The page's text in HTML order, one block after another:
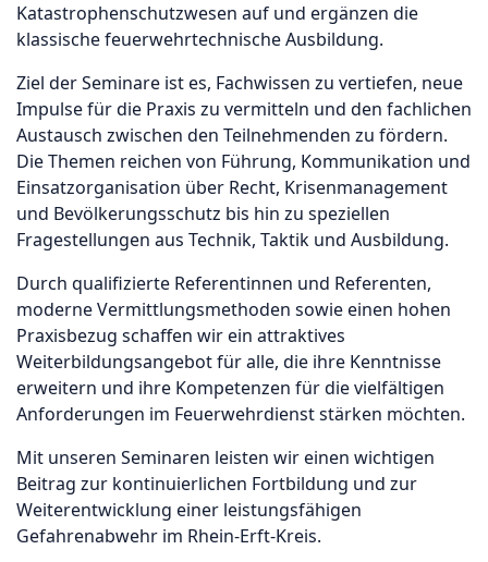
Katastrophenschutzwesen auf und ergänzen die
klassische feuerwehrtechnische Ausbildung.
Ziel der Seminare ist es, Fachwissen zu vertiefen, neue
Impulse für die Praxis zu vermitteln und den fachlichen
Austausch zwischen den Teilnehmenden zu fördern.
Die Themen reichen von Führung, Kommunikation und
Einsatzorganisation über Recht, Krisenmanagement
und Bevölkerungsschutz bis hin zu speziellen
Fragestellungen aus Technik, Taktik und Ausbildung.
Durch qualifizierte Referentinnen und Referenten,
moderne Vermittlungsmethoden sowie einen hohen
Praxisbezug schaffen wir ein attraktives
Weiterbildungsangebot für alle, die ihre Kenntnisse
erweitern und ihre Kompetenzen für die vielfältigen
Anforderungen im Feuerwehrdienst stärken möchten.
Mit unseren Seminaren leisten wir einen wichtigen
Beitrag zur kontinuierlichen Fortbildung und zur
Weiterentwicklung einer leistungsfähigen
Gefahrenabwehr im Rhein-Erft-Kreis.